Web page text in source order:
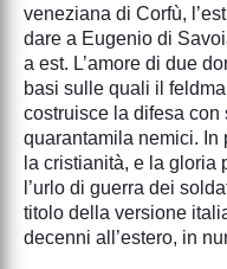
veneziana di Corfù,
dare a Eugenio di
a est. L’amore di due
basi sulle quali il
costruisce la difesa
quarantamila nemici. In
la cristianità, e la gloria
l’urlo di guerra dei
titolo della versione
decenni all’estero, in